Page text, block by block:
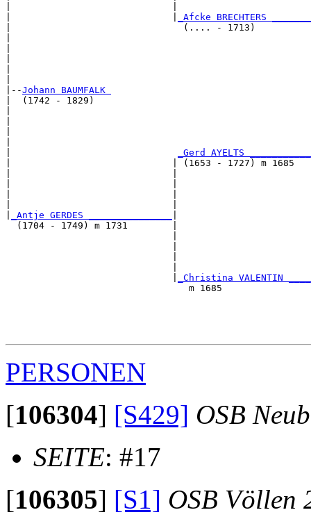
_Afcke BRECHTERS
|                               (.... - 1713)
|--Johann BAUMFALK
|  (1742 - 1829)
_Gerd AYELTS
|                             | (1653 - 1727) m 1685
_Antje GERDES _______________
  (1704 - 1749) m 1731        |
_Christina VALENTIN
m 1685
PERSONEN
[106304] [S429] OSB
SEITE: #17
[106305] [S1] OSB Völlen